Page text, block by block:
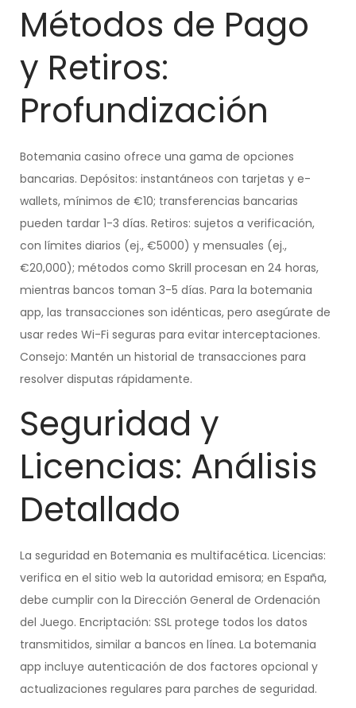
Métodos de Pago
y Retiros:
Profundización
Botemania casino ofrece una gama de opciones
bancarias. Depósitos: instantáneos con tarjetas y e-
wallets, mínimos de €10; transferencias bancarias
pueden tardar 1-3 días. Retiros: sujetos a verificación,
con límites diarios (ej., €5000) y mensuales (ej.,
€20,000); métodos como Skrill procesan en 24 horas,
mientras bancos toman 3-5 días. Para la botemania
app, las transacciones son idénticas, pero asegúrate de
usar redes Wi-Fi seguras para evitar interceptaciones.
Consejo: Mantén un historial de transacciones para
resolver disputas rápidamente.
Seguridad y
Licencias: Análisis
Detallado
La seguridad en Botemania es multifacética. Licencias:
verifica en el sitio web la autoridad emisora; en España,
debe cumplir con la Dirección General de Ordenación
del Juego. Encriptación: SSL protege todos los datos
transmitidos, similar a bancos en línea. La botemania
app incluye autenticación de dos factores opcional y
actualizaciones regulares para parches de seguridad.